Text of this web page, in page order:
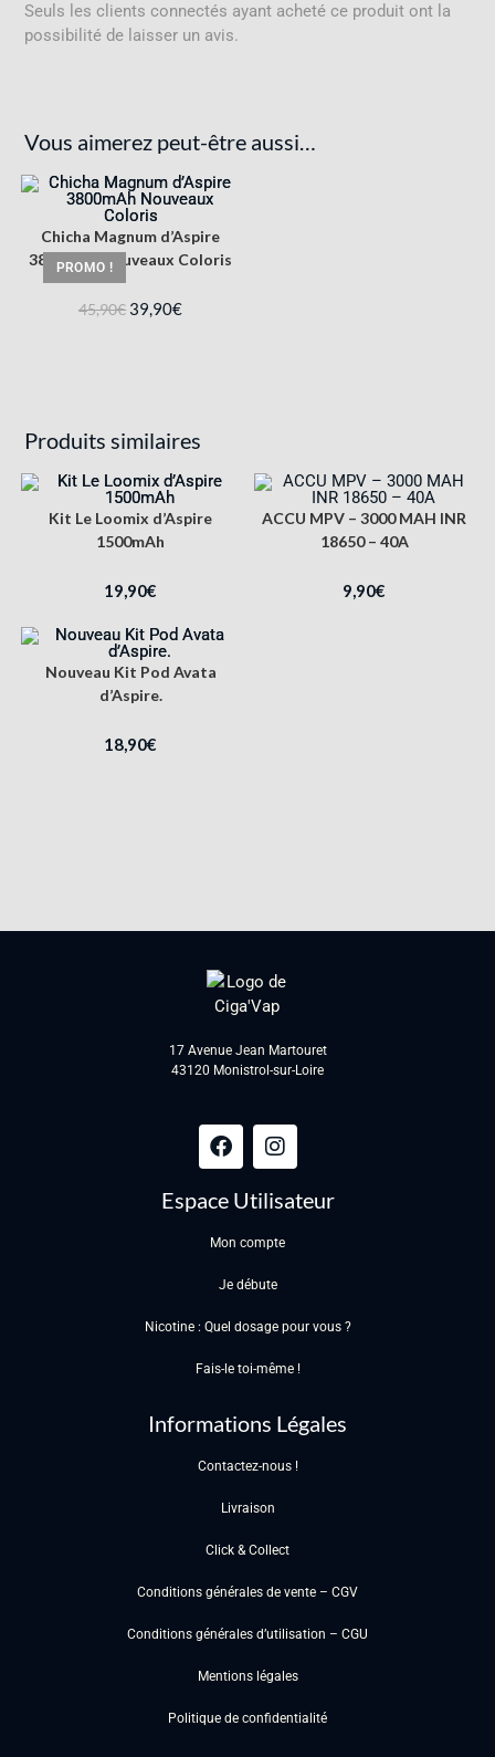
Seuls les clients connectés ayant acheté ce produit ont la
possibilité de laisser un avis.
Vous aimerez peut-être aussi…
PROMO !
Chicha Magnum d’Aspire
3800mAh Nouveaux Coloris
45,90€ 39,90€
Produits similaires
Kit Le Loomix d’Aspire
1500mAh
19,90€
ACCU MPV – 3000 MAH INR
18650 – 40A
9,90€
Nouveau Kit Pod Avata
d’Aspire.
18,90€
17 Avenue Jean Martouret
43120 Monistrol-sur-Loire
Espace Utilisateur
Mon compte
Je débute
Nicotine : Quel dosage pour vous ?
Fais-le toi-même !
Informations Légales
Contactez-nous !
Livraison
Click & Collect
Conditions générales de vente – CGV
Conditions générales d’utilisation – CGU
Mentions légales
Politique de confidentialité